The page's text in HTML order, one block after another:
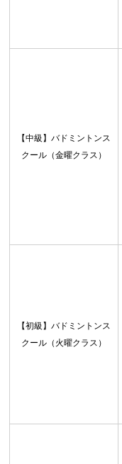
【中級】バドミントンス
クール（金曜クラス）
【初級】バドミントンス
クール（火曜クラス）